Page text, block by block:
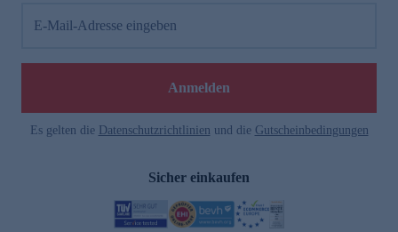
E-Mail-Adresse eingeben
Anmelden
Es gelten die Datenschutzrichtlinien und die Gutscheinbedingungen
Sicher einkaufen